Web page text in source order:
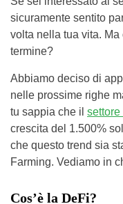
sicuramente sentito
volta nella tua vita.
termine?
Abbiamo deciso di
nelle prossime righe
tu sappia che il settore
crescita del 1.500%
che questo trend sia
Farming. Vediamo in
Cos’è la DeFi?